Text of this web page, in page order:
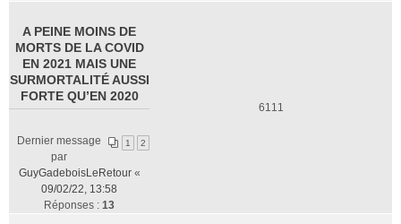
A PEINE MOINS DE
MORTS DE LA COVID
EN 2021 MAIS UNE
SURMORTALITÉ AUSSI
FORTE QU’EN 2020
1 2
Dernier message
par
GuyGadeboisLeRetour«
09/02/22, 13:58
Réponses : 13
6111